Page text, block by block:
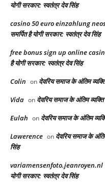
योगी सरकार: स्वतंत्र देव सिंह
casino 50 euro einzahlung
समर्पित है योगी सरकार: स्वतंत्र देव सिंह
free bonus sign up online
है योगी सरकार: स्वतंत्र देव सिंह
Colin on देवरिय समाज के अंतिम
Vida on देवरिय समाज के अंतिम
Eulah on देवरिय समाज के अंतिम
Lawerence on देवरिय समाज के
सिंह
variamensenfoto.jeanroyen.nl
योगी सरकार: स्वतंत्र देव सिंह